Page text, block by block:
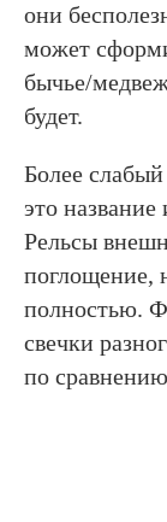
они
может
бычье/
будет.
Более
это название
Рельсы
поглощение,
полностью.
свечки
по